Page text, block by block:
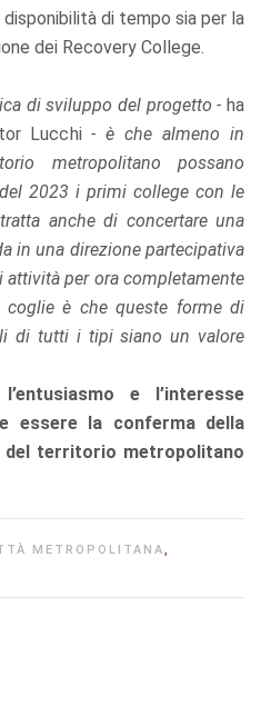
di tempo sia per la
dei Recovery College.
di sviluppo del progetto - ha
Lucchi- è che almeno in
metropolitano possano
2023 i primi college con le
anche di concertare una
in una direzione partecipativa
per ora completamente
è che queste forme di
di tutti i tipi siano un valore
e l’interesse
essere la conferma della
del territorio metropolitano
METROPOLITANA,